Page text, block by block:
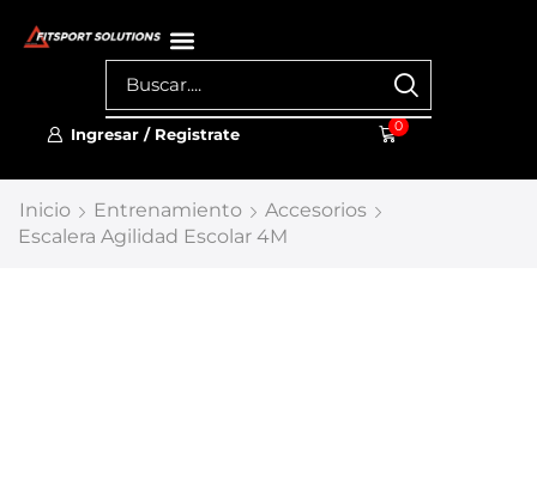
Ingresar / Registrate 0
Inicio Entrenamiento
Accesorios
Escalera Agilidad Escolar 4M